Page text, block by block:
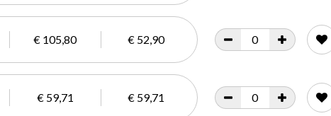
€ 105,80 € 52,90
€ 59,71 € 59,71